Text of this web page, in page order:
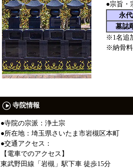
●宗旨・
永
墓誌
※1名追
※納骨料
寺院情報
●寺院の宗派：浄土宗
●所在地：埼玉県さいたま市岩槻区本町
●交通アクセス：
【電車でのアクセス】
東武野田線「岩槻」駅下車 徒歩15分